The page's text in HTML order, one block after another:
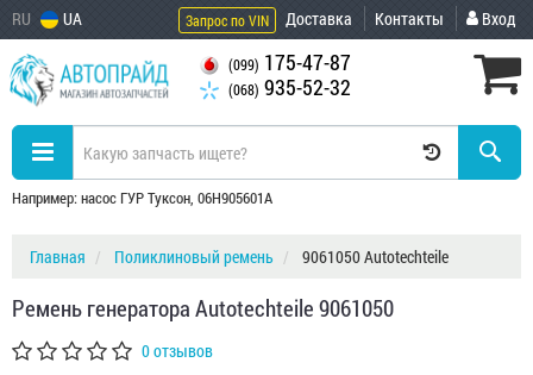
RU UA Запрос по VIN Доставка Контакты Вход
(099) 175-47-87
(068) 935-52-32
Например: насос ГУР Туксон, 06H905601A
Главная Поликлиновый ремень 9061050 Autotechteile
Ремень генератора Autotechteile 9061050
0 отзывов